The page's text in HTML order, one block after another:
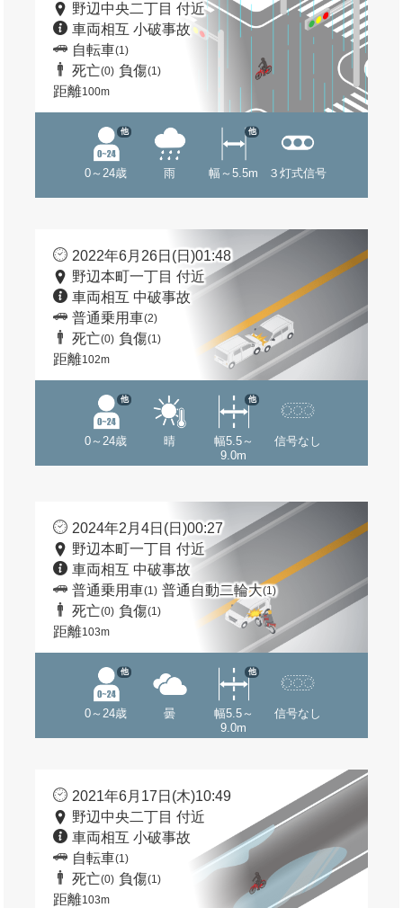
野辺中央二丁目 付近
車両相互 小破事故
自転車(1)
死亡(0) 負傷(1)
距離100m
0～24歳
他
雨 幅～5.5m
他
３灯式信号
2022年6月26日(日)01:48
野辺本町一丁目 付近
車両相互 中破事故
普通乗用車(2)
死亡(0) 負傷(1)
距離102m
0～24歳
他
晴
幅5.5～
9.0m
他
信号なし
2024年2月4日(日)00:27
野辺本町一丁目 付近
車両相互 中破事故
普通乗用車(1) 普通自動二輪大(1)
死亡(0) 負傷(1)
距離103m
0～24歳
他
曇
幅5.5～
9.0m
他
信号なし
2021年6月17日(木)10:49
野辺中央二丁目 付近
車両相互 小破事故
自転車(1)
死亡(0) 負傷(1)
距離103m